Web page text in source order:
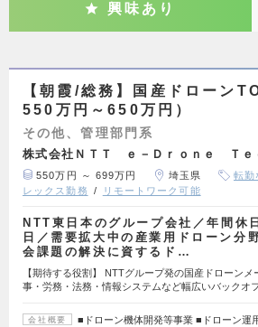
興味あり
【朝霞/総務】国産ドローン
550万円～650万円）
その他、管理部門系
株式会社ＮＴＴ ｅ－Ｄｒｏｎｅ Ｔｅ
550万円 ～ 699万円 埼玉県 転勤
レックス勤務
リモートワーク可能
NTT東日本のグループ会社／年間休
日／需要拡大中の産業用ドローン分
会課題の解決に資するド…
【期待する役割】 NTTグループ発の国産ドローンメ
事・労務・法務・情報システムなど幅広いバックオ
会社概要
■ドローン機体開発等事業 ■ドローン運